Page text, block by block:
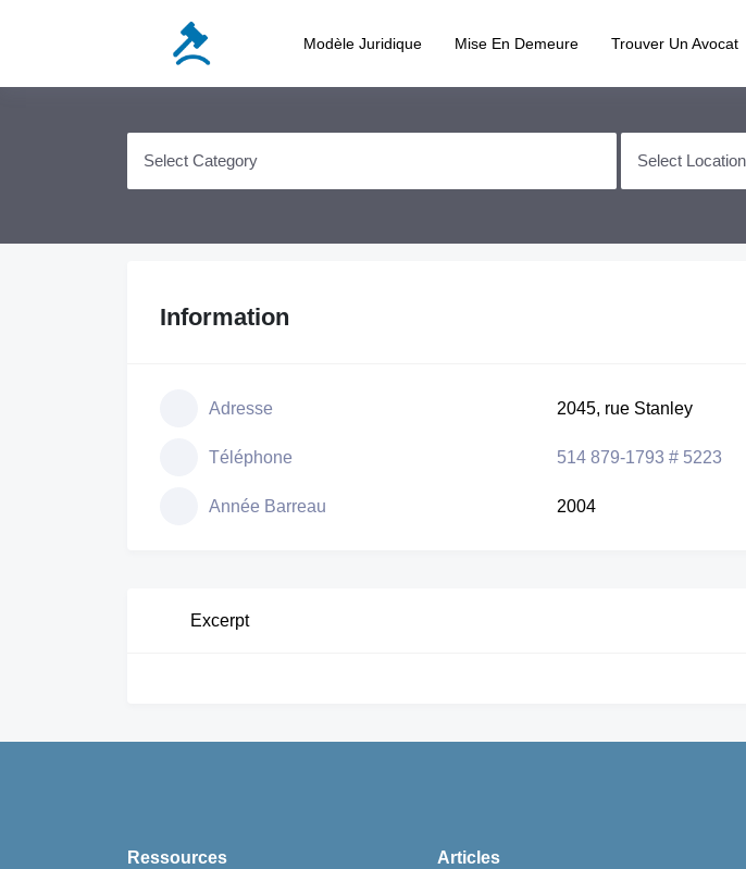
Modèle Juridique Mise En Demeure Trouver Un Avocat
Information
Adresse 2045, rue Stanley
Téléphone 514 879-1793 # 5223
Année Barreau 2004
Excerpt
Ressources Articles